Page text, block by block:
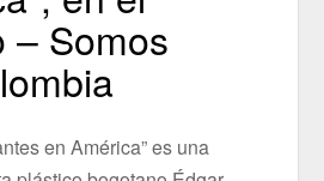
– Somos
en América” es una